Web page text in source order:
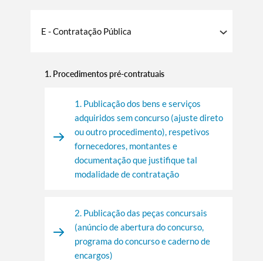
E - Contratação Pública
1. Procedimentos pré-contratuais
1. Publicação dos bens e serviços
adquiridos sem concurso (ajuste direto
ou outro procedimento), respetivos
fornecedores, montantes e
documentação que justifique tal
modalidade de contratação
2. Publicação das peças concursais
(anúncio de abertura do concurso,
programa do concurso e caderno de
encargos)